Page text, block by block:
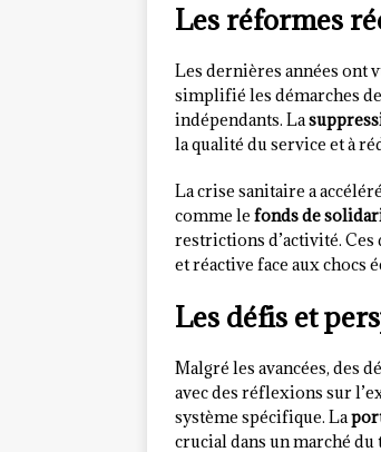
Les réformes
Les dernières années ont
simplifié les démarches
indépendants. La
la qualité du service et à
La crise sanitaire a
comme le fonds de
restrictions d’activité.
et réactive face aux chocs
Les défis et
Malgré les avancées, des
avec des réflexions sur
système spécifique. La
crucial dans un marché